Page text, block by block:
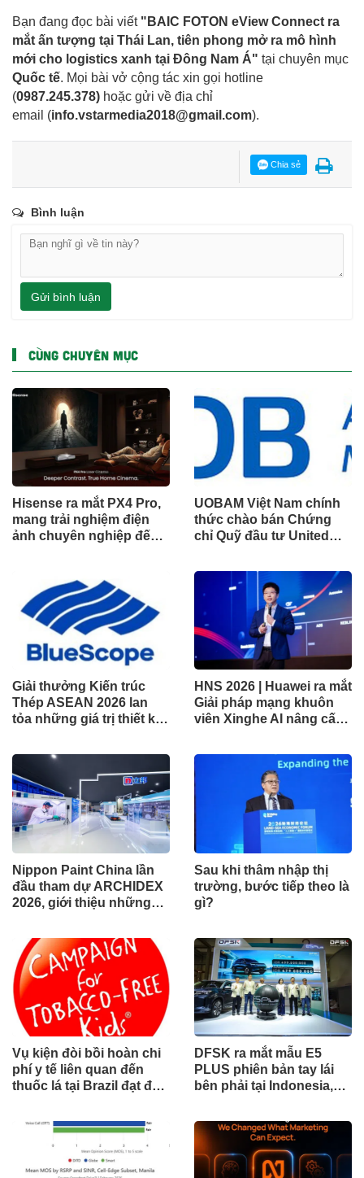
Bạn đang đọc bài viết "BAIC FOTON eView Connect ra
mắt ấn tượng tại Thái Lan, tiên phong mở ra mô hình
mới cho logistics xanh tại Đông Nam Á" tại chuyên mục
Quốc tế. Mọi bài vở cộng tác xin gọi hotline
(0987.245.378) hoặc gửi về địa chỉ
email (info.vstarmedia2018@gmail.com).
Chia sẻ
Bình luận
Gửi bình luận
CÙNG CHUYÊN MỤC
Hisense ra mắt PX4 Pro,
mang trải nghiệm điện
ảnh chuyên nghiệp đến
UOBAM Việt Nam chính
thức chào bán Chứng
chỉ Quỹ đầu tư United
(UMMF)
Giải thưởng Kiến trúc
Thép ASEAN 2026 lan
tỏa những giá trị thiết kế
vực
HNS 2026 | Huawei ra mắt
Giải pháp mạng khuôn
viên Xinghe AI nâng cấp
Nippon Paint China lần
đầu tham dự ARCHIDEX
2026, giới thiệu những
công nghiệp
Sau khi thâm nhập thị
trường, bước tiếp theo là
gì?
Vụ kiện đòi bồi hoàn chi
phí y tế liên quan đến
thuốc lá tại Brazil đạt đến
tòa án chuẩn bị ra phán
DFSK ra mắt mẫu E5
PLUS phiên bản tay lái
bên phải tại Indonesia,
trong hành trình mở rộng
toàn cầu